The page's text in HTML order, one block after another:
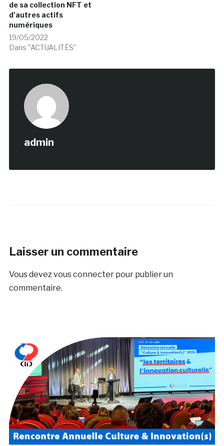
de sa collection NFT et
d’autres actifs
numériques
19/05/2022
Dans "ACTUALITÉS"
admin
Laisser un commentaire
Vous devezvous connecterpour publier un
commentaire.